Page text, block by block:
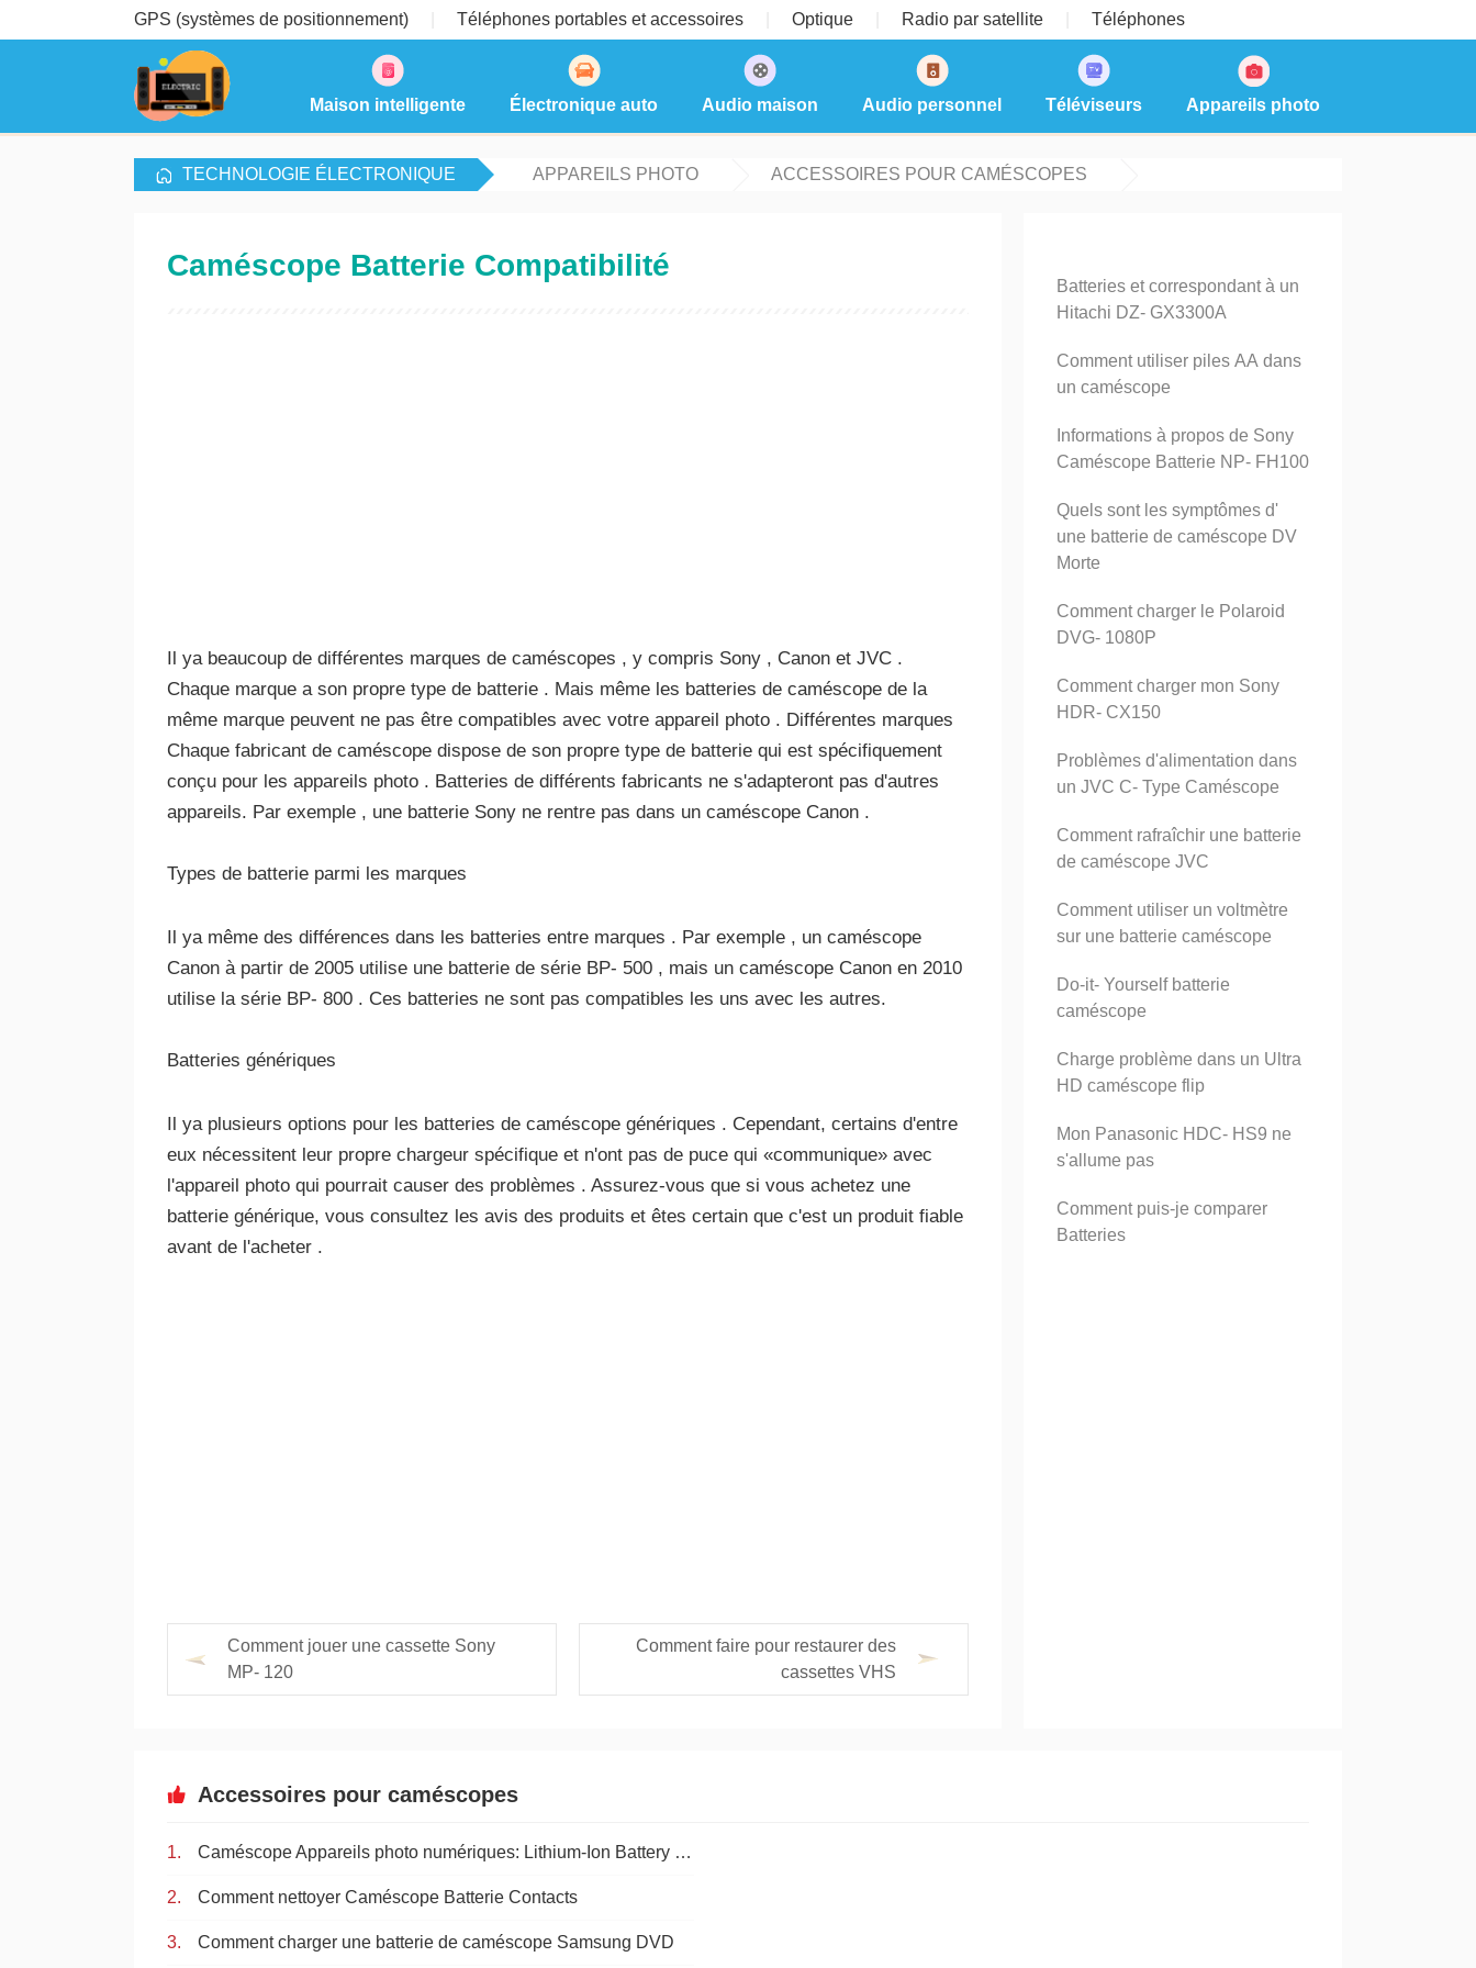
GPS (systèmes de positionnement) Téléphones portables et accessoires Optique Radio par satellite Téléphones
Maison intelligente Électronique auto Audio maison Audio personnel Téléviseurs Appareils photo
TECHNOLOGIE ÉLECTRONIQUE APPAREILS PHOTO ACCESSOIRES POUR CAMÉSCOPES
Caméscope Batterie Compatibilité
Il ya beaucoup de différentes marques de caméscopes , y compris Sony , Canon et JVC .
Chaque marque a son propre type de batterie . Mais même les batteries de caméscope de la
même marque peuvent ne pas être compatibles avec votre appareil photo . Différentes marques
Chaque fabricant de caméscope dispose de son propre type de batterie qui est spécifiquement
conçu pour les appareils photo . Batteries de différents fabricants ne s'adapteront pas d'autres
appareils. Par exemple , une batterie Sony ne rentre pas dans un caméscope Canon .
Types de batterie parmi les marques
Il ya même des différences dans les batteries entre marques . Par exemple , un caméscope
Canon à partir de 2005 utilise une batterie de série BP- 500 , mais un caméscope Canon en 2010
utilise la série BP- 800 . Ces batteries ne sont pas compatibles les uns avec les autres.
Batteries génériques
Il ya plusieurs options pour les batteries de caméscope génériques . Cependant, certains d'entre
eux nécessitent leur propre chargeur spécifique et n'ont pas de puce qui «communique» avec
l'appareil photo qui pourrait causer des problèmes . Assurez-vous que si vous achetez une
batterie générique, vous consultez les avis des produits et êtes certain que c'est un produit fiable
avant de l'acheter .
Comment jouer une cassette Sony
MP- 120
Comment faire pour restaurer des
cassettes VHS
Batteries et correspondant à un
Hitachi DZ- GX3300A
Comment utiliser piles AA dans
un caméscope
Informations à propos de Sony
Caméscope Batterie NP- FH100
Quels sont les symptômes d'
une batterie de caméscope DV
Morte
Comment charger le Polaroid
DVG- 1080P
Comment charger mon Sony
HDR- CX150
Problèmes d'alimentation dans
un JVC C- Type Caméscope
Comment rafraîchir une batterie
de caméscope JVC
Comment utiliser un voltmètre
sur une batterie caméscope
Do-it- Yourself batterie
caméscope
Charge problème dans un Ultra
HD caméscope flip
Mon Panasonic HDC- HS9 ne
s'allume pas
Comment puis-je comparer
Batteries
Accessoires pour caméscopes
Caméscope Appareils photo numériques: Lithium-Ion Battery sécurité
Comment nettoyer Caméscope Batterie Contacts
Comment charger une batterie de caméscope Samsung DVD